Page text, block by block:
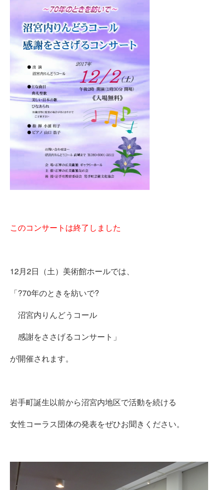
このコンサートは終了しました
12月2日（土）美術館ホールでは、
「?70年のときを紡いで?
沼宮内りんどうコール
感謝をささげるコンサート」
が開催されます。
岩手町誕生以前から沼宮内地区で活動を続ける
女性コーラス団体の発表をぜひお聞きください。